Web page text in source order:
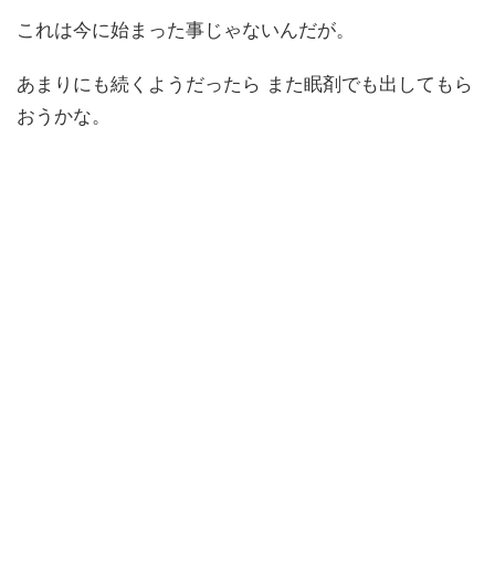
これは今に始まった事じゃないんだが。
あまりにも続くようだったら また眠剤でも出してもら
おうかな。